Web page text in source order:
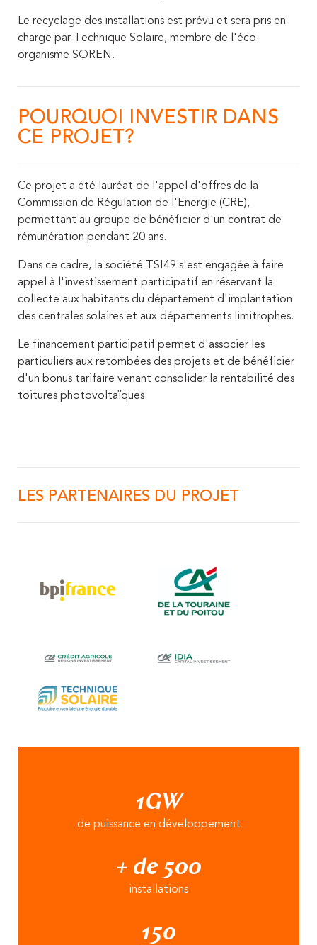
Le recyclage des installations est prévu et sera pris en
charge par Technique Solaire, membre de l'éco-
organisme SOREN.
POURQUOI INVESTIR DANS
CE PROJET?
Ce projet a été lauréat de l'appel d'offres de la
Commission de Régulation de l'Energie (CRE),
permettant au groupe de bénéficier d'un contrat de
rémunération pendant 20 ans.
Dans ce cadre, la société TSI49 s'est engagée à faire
appel à l'investissement participatif en réservant la
collecte aux habitants du département d'implantation
des centrales solaires et aux départements limitrophes.
Le financement participatif permet d'associer les
particuliers aux retombées des projets et de bénéficier
d'un bonus tarifaire venant consolider la rentabilité des
toitures photovoltaïques.
LES PARTENAIRES DU PROJET
1GW
de puissance en développement
+ de 500
installations
150